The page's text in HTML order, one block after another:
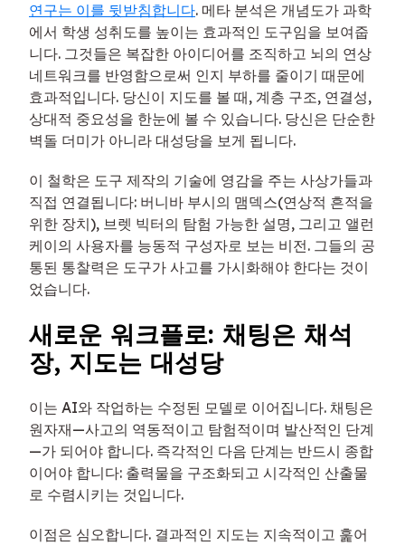
연구는 이를 뒷받침합니다. 메타 분석은 개념도가 과학
에서 학생 성취도를 높이는 효과적인 도구임을 보여줍
니다. 그것들은 복잡한 아이디어를 조직하고 뇌의 연상
네트워크를 반영함으로써 인지 부하를 줄이기 때문에
효과적입니다. 당신이 지도를 볼 때, 계층 구조, 연결성,
상대적 중요성을 한눈에 볼 수 있습니다. 당신은 단순한
벽돌 더미가 아니라 대성당을 보게 됩니다.
이 철학은 도구 제작의 기술에 영감을 주는 사상가들과
직접 연결됩니다: 버니바 부시의 맴덱스(연상적 흔적을
위한 장치), 브렛 빅터의 탐험 가능한 설명, 그리고 앨런
케이의 사용자를 능동적 구성자로 보는 비전. 그들의 공
통된 통찰력은 도구가 사고를 가시화해야 한다는 것이
었습니다.
새로운 워크플로: 채팅은 채석
장, 지도는 대성당
이는 AI와 작업하는 수정된 모델로 이어집니다. 채팅은
원자재—사고의 역동적이고 탐험적이며 발산적인 단계
—가 되어야 합니다. 즉각적인 다음 단계는 반드시 종합
이어야 합니다: 출력물을 구조화되고 시각적인 산출물
로 수렴시키는 것입니다.
이점은 심오합니다. 결과적인 지도는 지속적이고 훑어